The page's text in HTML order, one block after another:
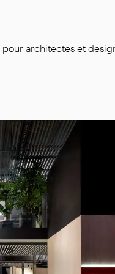
pour architectes et